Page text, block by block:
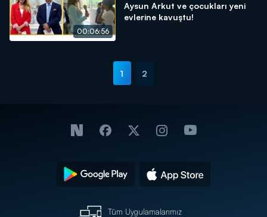
00:06:56
Aysun Arkut ve çocukları yeni
evlerine kavuştu!
1 2
Tüm Uygulamalarımız